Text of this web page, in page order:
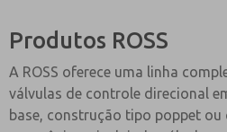
Produtos ROSS
A ROSS oferece uma linha
válvulas de controle direcional
base, construção tipo poppet ou